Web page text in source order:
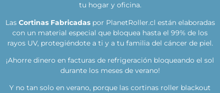
tu hogar y oficina.
Las Cortinas Fabricadaspor PlanetRoller.cl están elaboradas
con un material especial que bloquea hasta el 99% de los
rayos UV, protegiéndote a ti y a tu familia del cáncer de piel.
¡Ahorre dinero en facturas de refrigeración bloqueando el sol
durante los meses de verano!
Y no tan solo en verano, porque las cortinas roller blackout